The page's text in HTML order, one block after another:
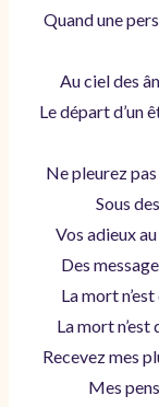
Quand une
Au ciel des
Le départ d’un
Ne pleurez
Sous
Vos adieux
Des
La mort
La mort n’est
Recevez mes
Mes